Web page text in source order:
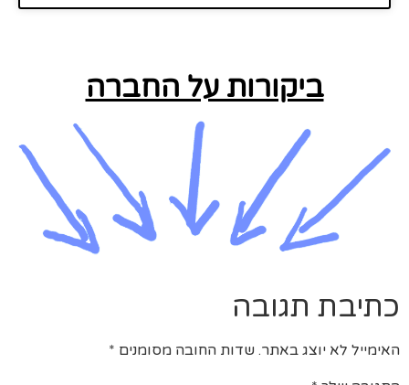
ביקורות על החברה
כתיבת תגובה
האימייל לא יוצג באתר. שדות החובה מסומנים *